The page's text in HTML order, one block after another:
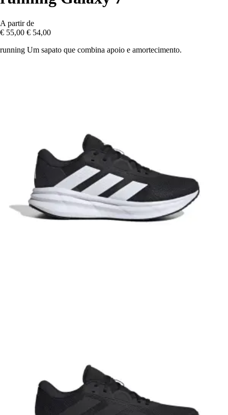
A partir de
€ 55,00 € 54,00
running Um sapato que combina apoio e amortecimento.